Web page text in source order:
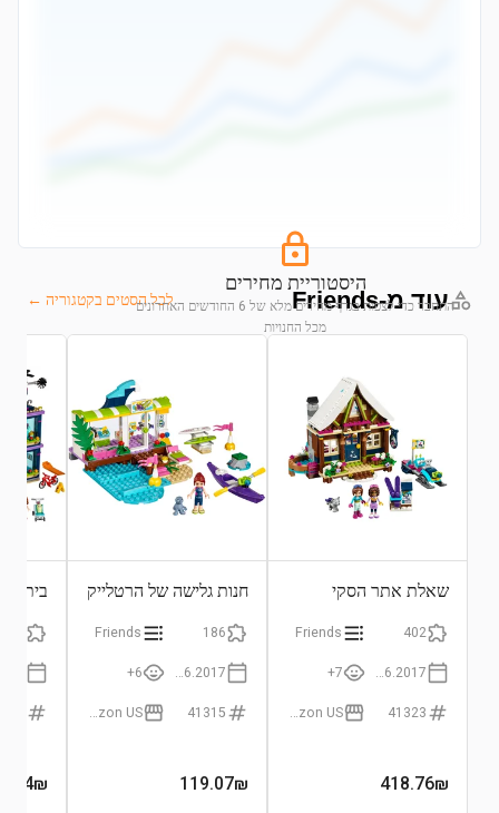
היסטוריית מחירים
התחבר כדי לצפות בגרף מחירים מלא של 6 החודשים האחרונים
מכל החנויות
עוד מ-Friends לכל הסטים בקטגוריה ←
שאלת אתר הסקי
402
Friends
7+
41323
418.76₪
חנות גלישה של הרטלייק
186
Friends
6+
41315
119.07₪
בית
₪